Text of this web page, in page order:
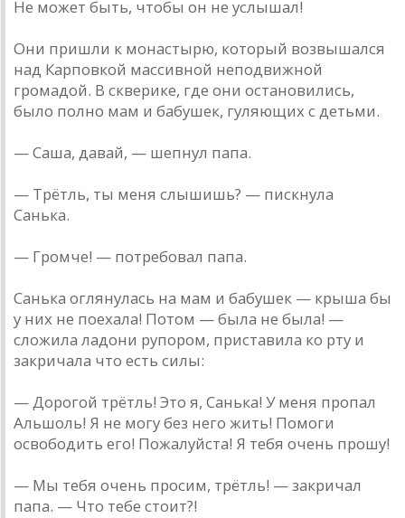
Не может быть, чтобы он не услышал!
Они пришли к монастырю, который возвышался
над Карповкой массивной неподвижной
громадой. В скверике, где они остановились,
было полно мам и бабушек, гуляющих с детьми.
— Саша, давай, — шепнул папа.
— Трётль, ты меня слышишь? — пискнула
Санька.
— Громче! — потребовал папа.
Санька оглянулась на мам и бабушек — крыша бы
у них не поехала! Потом — была не была! —
сложила ладони рупором, приставила ко рту и
закричала что есть силы:
— Дорогой трётль! Это я, Санька! У меня пропал
Альшоль! Я не могу без него жить! Помоги
освободить его! Пожалуйста! Я тебя очень прошу!
— Мы тебя очень просим, трётль! — закричал
папа. — Что тебе стоит?!